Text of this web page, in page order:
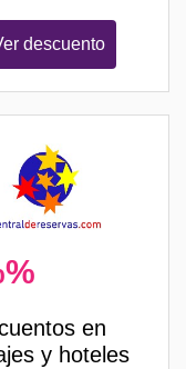
descuento
en
y hoteles